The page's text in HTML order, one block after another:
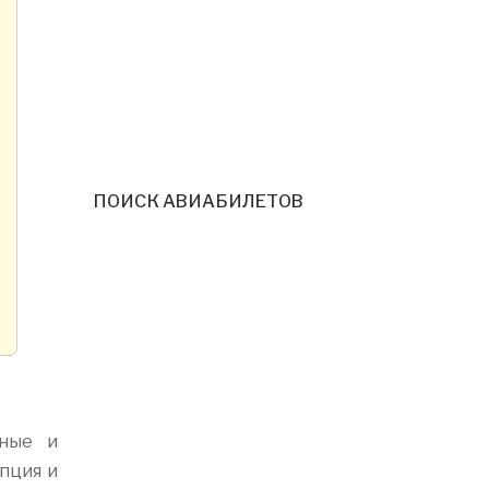
и
и
ПОИСК АВИАБИЛЕТОВ